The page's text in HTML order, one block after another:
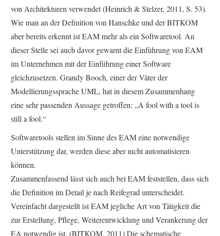
von Architekturen verwendet (Heinrich & Stelzer, 2011, S. 53).
Wie man an der Definition von Hanschke und der BITKOM
aber bereits erkennt ist EAM mehr als ein Softwaretool. An
dieser Stelle sei auch davor gewarnt die Einführung von EAM
im Unternehmen mit der Einführung einer Software
gleichzusetzen. Grandy Booch, einer der Väter der
Modellierungssprache UML, hat in diesem Zusammenhang
eine sehr passenden Aussage getroffen: „A fool with a tool is
still a fool.“
Softwaretools stellen im Sinne des EAM eine notwendige
Unterstützung dar, werden diese aber nicht automatisieren
können.
Zusammenfassend lässt sich auch bei EAM feststellen, dass sich
die Definition im Detail je nach Reifegrad unterscheidet.
Vereinfacht dargestellt ist EAM jegliche Art von Tätigkeit die
zur Erstellung, Pflege, Weiterentwicklung und Verankerung der
EA notwendig ist. (BITKOM, 2011) Die schematische